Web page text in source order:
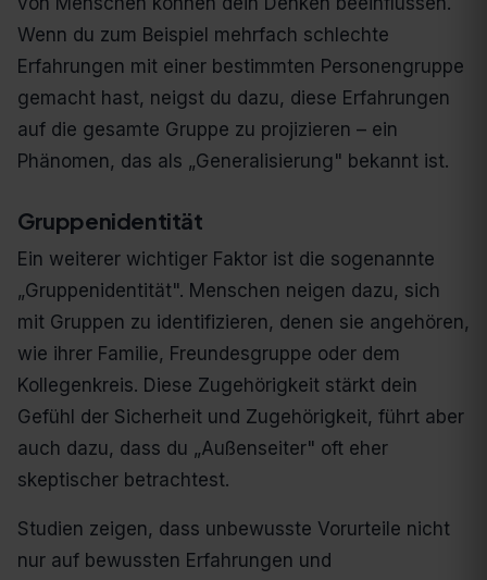
Wenn du zum Beispiel mehrfach schlechte
Erfahrungen mit einer bestimmten Personengruppe
gemacht hast, neigst du dazu, diese Erfahrungen
auf die gesamte Gruppe zu projizieren – ein
Phänomen, das als „Generalisierung" bekannt ist.
Gruppenidentität
Ein weiterer wichtiger Faktor ist die sogenannte
„Gruppenidentität". Menschen neigen dazu, sich
mit Gruppen zu identifizieren, denen sie angehören,
wie ihrer Familie, Freundesgruppe oder dem
Kollegenkreis. Diese Zugehörigkeit stärkt dein
Gefühl der Sicherheit und Zugehörigkeit, führt aber
auch dazu, dass du „Außenseiter" oft eher
skeptischer betrachtest.
Studien zeigen, dass unbewusste Vorurteile nicht
nur auf bewussten Erfahrungen und